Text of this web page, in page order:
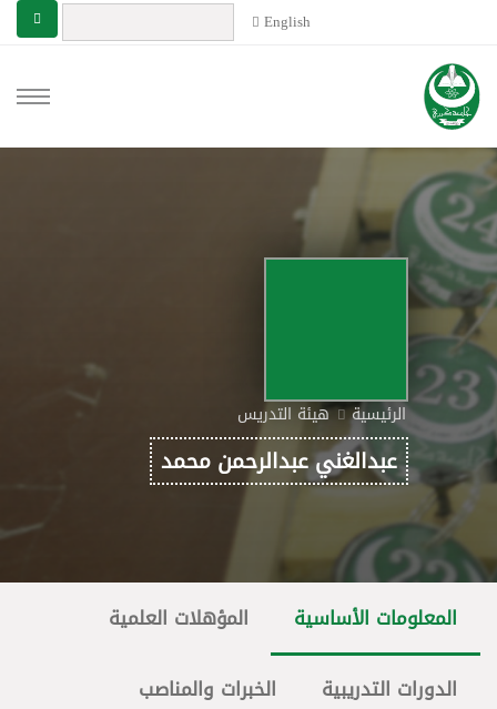
English
الرئيسية هيئة التدريس
عبدالغني عبدالرحمن محمد
المعلومات الأساسية المؤهلات العلمية
الدورات التدريبية الخبرات والمناصب